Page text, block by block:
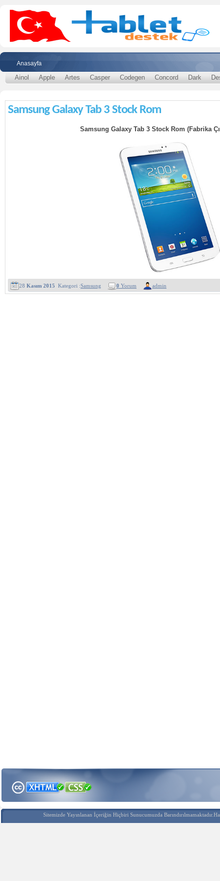
Anasayfa
Ainol Apple Artes Casper Codegen Concord Dark
Samsung Galaxy Tab 3 Stock Rom
Samsung Galaxy Tab 3 Stock Rom (Fabrika
28 Kasım 2015 Kategori :Samsung 0 Yorum admin
Sitemizde Yayınlanan İçeriğin Hiçbiri Sunucumuzda